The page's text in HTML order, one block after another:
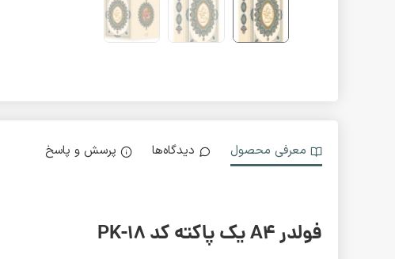
معرفی محصول دیدگاه‌ها پرسش و پاسخ
فولدر A4 یک پاکته کد PK-18